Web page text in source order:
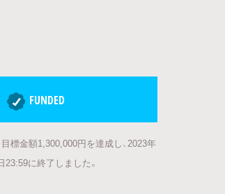
FUNDED
標金額1,300,000円を達成し、2023年
23:59に終了しました。